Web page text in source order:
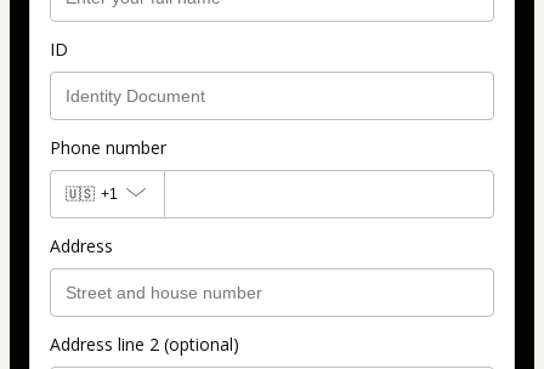
ID
Phone number
🇺🇸 +1
Address
Address line 2 (optional)